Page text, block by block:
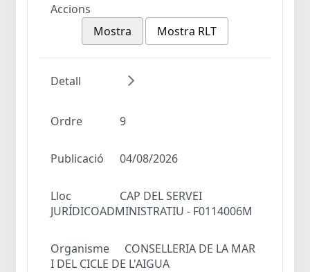
Accions
Mostra
Mostra RLT
Detall
Ordre 9
Publicació 04/08/2026
Lloc
CAP DEL SERVEI
JURÍDICOADMINISTRATIU - F0114006M
Organisme
CONSELLERIA DE LA MAR
I DEL CICLE DE L'AIGUA